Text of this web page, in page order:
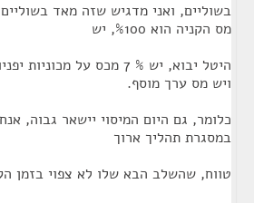
בשוליים, ואני מדגיש שזה מאד
מס הקניה הוא %100, יש
היטל יבוא, יש % 7 מכס על
ויש מס ערך מוסף.
כלומר, גם היום המיסוי יישאר גבוה,
במסגרת תהליך ארוך
טווח, שהשלב הבא שלו לא צפוי בזמן